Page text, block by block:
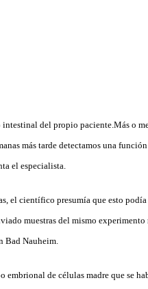
del propio paciente.Más o
más tarde detectamos una
el especialista.
el científico presumía que esto
muestras del mismo
Bad Nauheim.
de células madre que se